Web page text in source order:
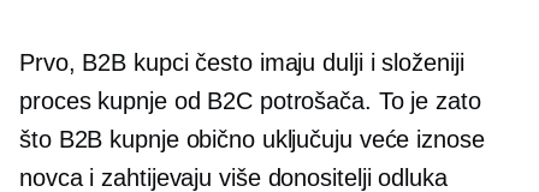
Prvo, B2B kupci često imaju dulji i složeniji
proces kupnje od B2C potrošača. To je zato
što B2B kupnje obično uključuju veće iznose
novca i zahtijevaju više donositelji odluka